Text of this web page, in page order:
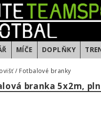
MÍČE DOPLŇKY
/ Fotbalové branky
branka 5x2m,